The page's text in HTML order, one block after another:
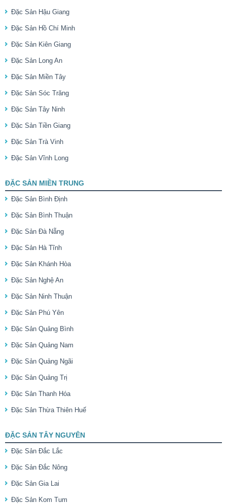
Đặc Sản Hậu Giang
Đặc Sản Hồ Chí Minh
Đặc Sản Kiên Giang
Đặc Sản Long An
Đặc Sản Miền Tây
Đặc Sản Sóc Trăng
Đặc Sản Tây Ninh
Đặc Sản Tiền Giang
Đặc Sản Trà Vinh
Đặc Sản Vĩnh Long
ĐẶC SẢN MIỀN TRUNG
Đặc Sản Bình Định
Đặc Sản Bình Thuận
Đặc Sản Đà Nẵng
Đặc Sản Hà Tĩnh
Đặc Sản Khánh Hòa
Đặc Sản Nghệ An
Đặc Sản Ninh Thuận
Đặc Sản Phú Yên
Đặc Sản Quảng Bình
Đặc Sản Quảng Nam
Đặc Sản Quảng Ngãi
Đặc Sản Quảng Trị
Đặc Sản Thanh Hóa
Đặc Sản Thừa Thiên Huế
ĐẶC SẢN TÂY NGUYÊN
Đặc Sản Đắc Lắc
Đặc Sản Đắc Nông
Đặc Sản Gia Lai
Đặc Sản Kom Tum